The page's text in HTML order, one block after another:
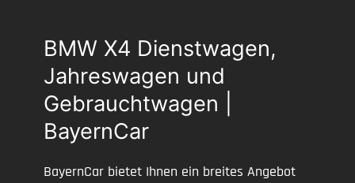
BMW X4 Dienstwagen,
Jahreswagen und
Gebrauchtwagen |
BayernCar
BayernCar bietet Ihnen ein breites Angebot